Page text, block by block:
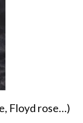
Floyd rose…)